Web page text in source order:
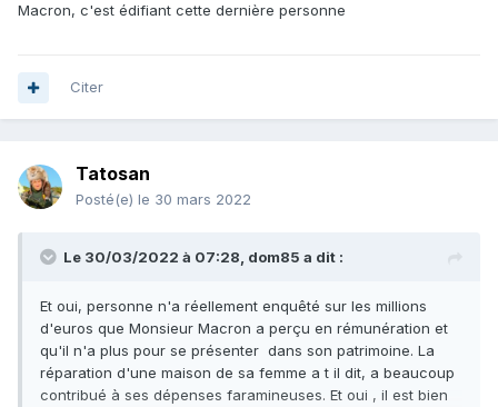
Macron, c'est édifiant cette dernière personne
Citer
Tatosan
Posté(e) le 30 mars 2022
Le 30/03/2022 à 07:28, dom85 a dit :
Et oui, personne n'a réellement enquêté sur les millions
d'euros que Monsieur Macron a perçu en rémunération et
qu'il n'a plus pour se présenter dans son patrimoine. La
réparation d'une maison de sa femme a t il dit, a beaucoup
contribué à ses dépenses faramineuses. Et oui , il est bien